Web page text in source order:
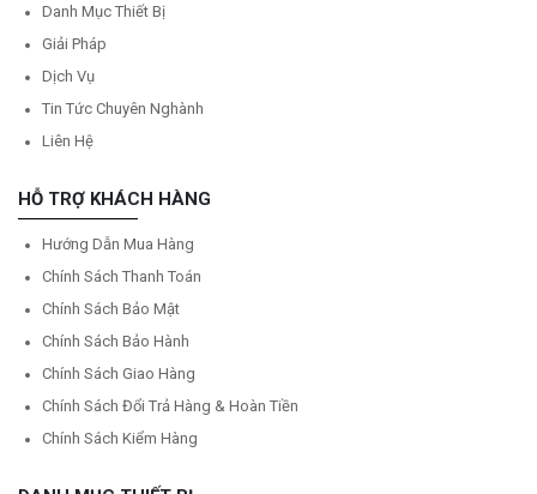
Danh Mục Thiết Bị
Giải Pháp
Dịch Vụ
Tin Tức Chuyên Nghành
Liên Hệ
HỖ TRỢ KHÁCH HÀNG
Hướng Dẫn Mua Hàng
Chính Sách Thanh Toán
Chính Sách Bảo Mật
Chính Sách Bảo Hành
Chính Sách Giao Hàng
Chính Sách Đổi Trả Hàng & Hoàn Tiền
Chính Sách Kiểm Hàng